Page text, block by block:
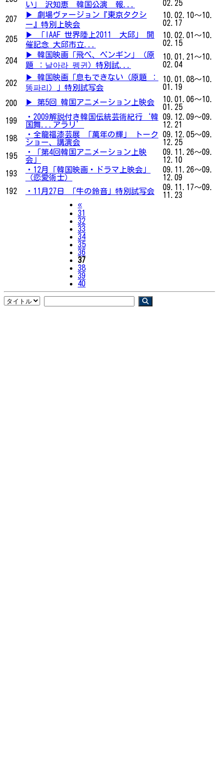
い」 沢知恵 韓国公演 報... 02.25
207
▶ 劇場ヴァージョン『東京タクシ
ー』特別上映会
10.02.10～10.
02.17
205
▶ 「IAAF 世界陸上2011 大邱」 開
催記念 大邱市立...
10.02.01～10.
02.15
204
▶ 韓国映画「飛べ、ペンギン」（原
題 ：날아라 펭귄）特別試...
10.01.21～10.
02.04
202
▶ 韓国映画「息もできない（原題 ：
똥파리）」特別試写会
10.01.08～10.
01.19
200 ▶ 第5回 韓国アニメーション上映会
10.01.06～10.
01.25
199
・2009解説付き韓国伝統芸術紀行‘韓
国舞...アラリ’
09.12.09～09.
12.21
198
・全龍福漆芸展 「萬年の輝」 トーク
ショー、講演会
09.12.05～09.
12.25
195
・「第4回韓国アニメーション上映
会」
09.11.26～09.
12.10
193
・12月「韓国映画・ドラマ上映会」
（恋愛術士）
09.11.26～09.
12.09
192
・11月27日 「牛の鈴音」特別試写会
09.11.17～09.
11.23
«Previous
31
32
33
34
35
36
37
38
39
40